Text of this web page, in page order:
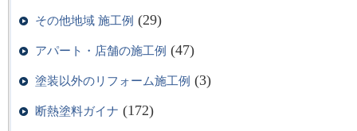
その他地域 施工例 (29)
アパート・店舗の施工例 (47)
塗装以外のリフォーム施工例 (3)
断熱塗料ガイナ (172)